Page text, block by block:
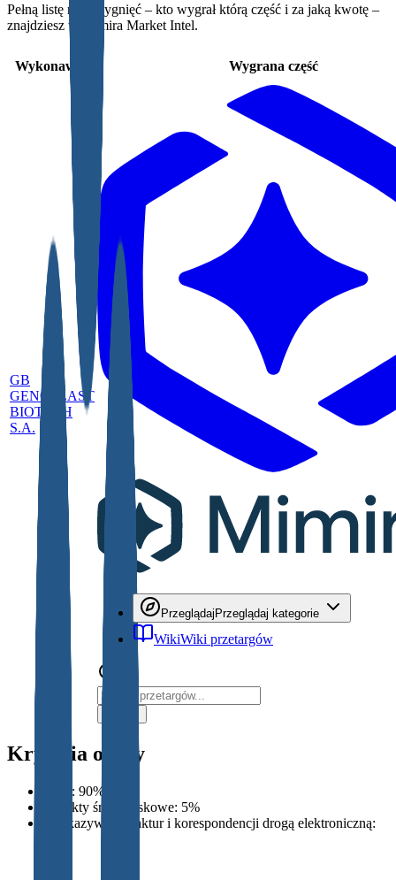
Pełną listę rozstrzygnięć – kto wygrał którą część i za jaką kwotę –
znajdziesz w Mimira Market Intel.
Wykonawca Wygrana część
GB
GENOPLAST
BIOTECH
S.A.
Przeglądaj Przeglądaj kategorie
WikiWiki przetargów
Kryteria oceny
: 90%
Aspekty środowiskowe: 5%
Przekazywanie faktur i korespondencji drogą elektroniczną: